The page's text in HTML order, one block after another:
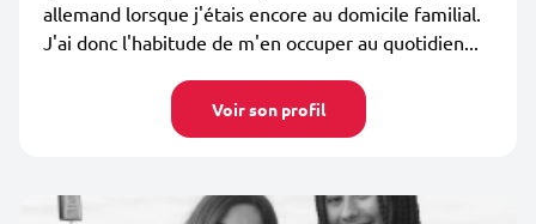
allemand lorsque j'étais encore au domicile familial.
J'ai donc l'habitude de m'en occuper au quotidien...
Voir son profil